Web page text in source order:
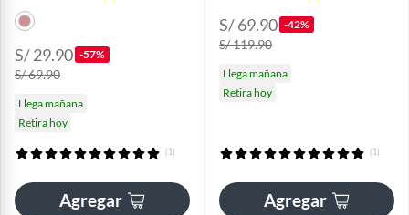
S/ 29.90 -57%
S/ 69.90
Llega mañana
Retira hoy
(1)
Agregar
S/ 69.90 -42%
S/ 119.90
Llega mañana
Retira hoy
(1)
Agregar